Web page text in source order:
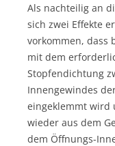
Als nachteilig an
sich zwei Effekte
vorkommen, dass
mit dem
Stopfendichtung
Innengewindes
eingeklemmt wird
wieder aus dem
dem Öffnungs-